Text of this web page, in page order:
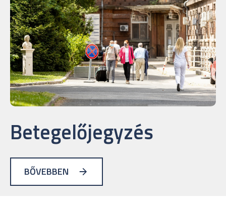
Betegelőjegyzés
BŐVEBBEN